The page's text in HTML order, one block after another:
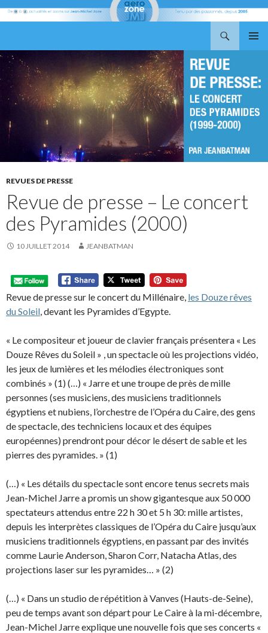
AU
CONTENU
REVUES DE PRESSE
Revue de presse – Le concert
des Pyramides (2000)
10 JUILLET 2014 JEANBATMAN
Revue de presse sur le concert du Millénaire, les Douze rêves
du Soleil, devant les Pyramides d’Egypte.
« Le compositeur et joueur de clavier français présentera « Les
Douze Rêves du Soleil » , un spectacle où les projections vidéo,
les jeux de lumières et les mélodies électroniques sont
combinés » (1) (…) « Jarre et une troupe de près de mille
personnes (ses musiciens, des musiciens traditionnels
égyptiens et nubiens, l’orchestre de l’Opéra du Caire, des gens
de spectacle, des techniciens locaux et des équipes
européennes) prendront pour décor le désert de sable et les
pierres des pyramides. » (1)
(…) « Les détails du spectacle sont encore tenus secrets mais
Jean-Michel Jarre a promis un show gigantesque aux 50 000
spectateurs attendus entre 22 h 30 et 5 h 30: mille artistes,
depuis les interprètes classiques de l’Opéra du Caire jusqu’aux
musiciens traditionnels égyptiens, en passant par des invités
comme Laurie Anderson, Sharon Corr, Natacha Atlas, des
projections laser sur les pyramides… » (2)
(…) « Dans un studio de répétition à Vanves (Hauts-de-Seine),
peu de temps avant son départ pour Le Caire à la mi-décembre,
Jean-Michel Jarre explique une nouvelle fois que ses concerts «